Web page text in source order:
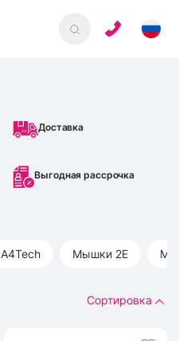
Доставка
Выгодная рассрочка
A4Tech Мышки 2E
Сортировка